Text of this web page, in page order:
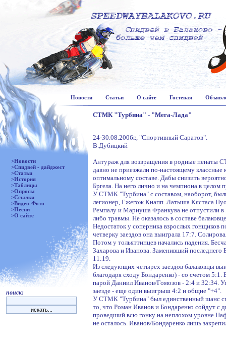
Новости Статьи О сайте Гостевая
>Новости
>Спидвей - дайджест
>Статьи
>История
>Таблицы
>Опросы
>Ссылки
>Видео-Фото
>Песни
>О сайте
поиск:
СТМК "Турбина" - "Мега-Лада"
24-30.08.2006г., "Спортивный Саратов".
В.Дубицкий
Антураж для возвращения в родные
давно не приезжали по-настоящему классные
оптимальному составе. Дабы снизить
Бргела. На него лично и на чемпиона в целом
У СТМК "Турбина" с составом, наоборот,
легионер, Гжегож Кнапп. Латыша Кястаса
Ремпалу и Мариуша Франкува не отпустили в
либо травмы. Не оказалось в составе
Недостаток у соперника взрослых гонщиков
четверку заездов она выиграла 17:7.
Потом у тольяттинцев начались падения.
Захарова и Иванова. Заменивший последнего
11:19.
Из следующих четырех заездов балаковцы
благодаря сходу Бондаренко) - со счетом
парой Даниил Иванов/Гомозов - 2:4 и 32:34.
заезде - еще один выигрыш 4:2 и общие "+4".
У СТМК "Турбина" был единственный шанс
то, что Роман Иванов и Бондаренко сойдут с
проведший всю гонку на неплохом уровне
не осталось. Иванов/Бондаренко лишь